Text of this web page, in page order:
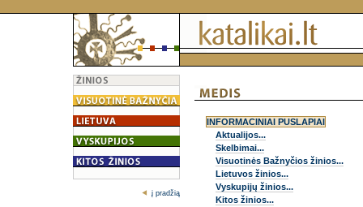
į pradžią
INFORMACINIAI PUSLAPIAI
Aktualijos...
Skelbimai...
Visuotinės Bažnyčios žinios...
Lietuvos žinios...
Vyskupijų žinios...
Kitos žinios...